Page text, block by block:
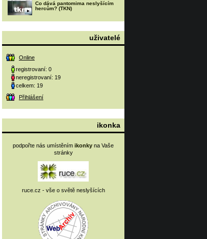
Co dává pantomima neslyšícím
hercům? (TKN)
uživatelé
Online
registrovaní: 0
neregistrovaní: 19
celkem: 19
Přihlášení
ikonka
podpořte nás umístěním ikonky na Vaše
stránky
ruce.cz - vše o světě neslyšících